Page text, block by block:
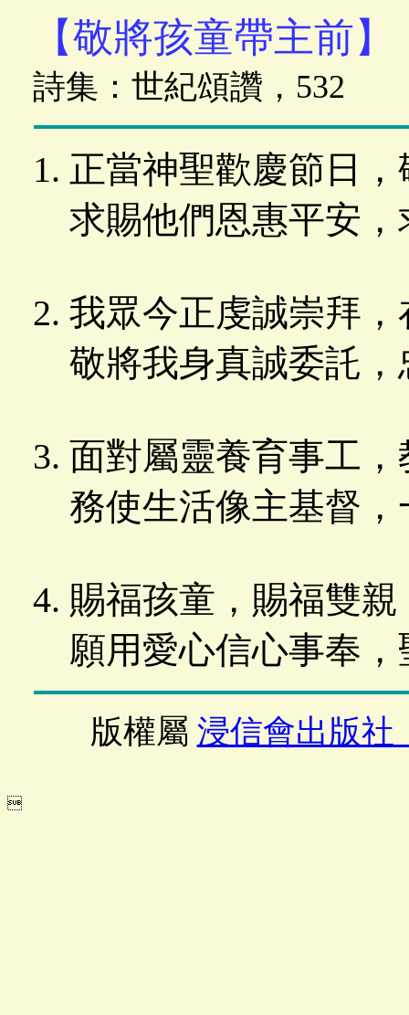
【敬將孩童帶主前】
詩集：世紀頌讚，532
正當神聖歡慶節日
求賜他們恩惠平安
我眾今正虔誠崇拜
敬將我身真誠委託
面對屬靈養育事工
務使生活像主基督
賜福孩童，賜福雙
願用愛心信心事奉
版權屬 浸信會出版社
